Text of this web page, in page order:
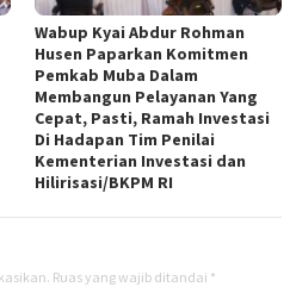
Wabup Kyai Abdur Rohman
Husen Paparkan Komitmen
Pemkab Muba Dalam
Membangun Pelayanan Yang
Cepat, Pasti, Ramah Investasi
Di Hadapan Tim Penilai
Kementerian Investasi dan
Hilirisasi/BKPM RI
Ruas yang wajib ditandai *